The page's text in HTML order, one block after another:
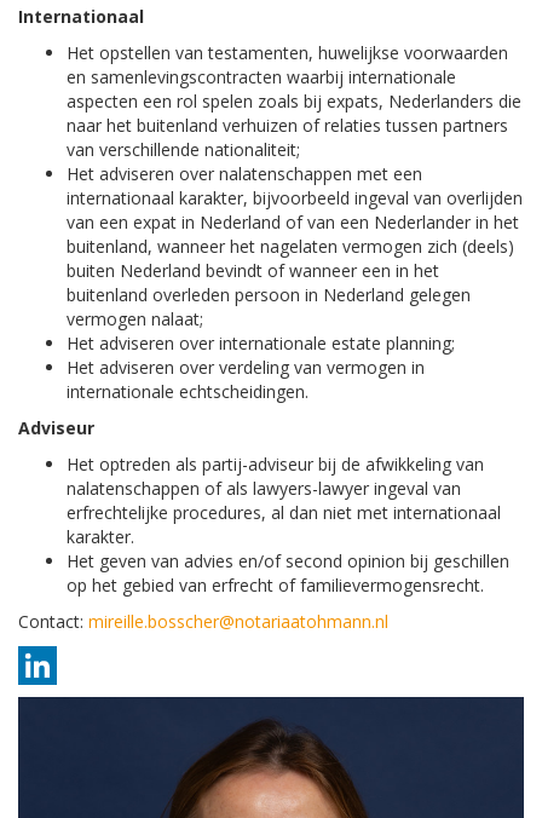
Internationaal
Het opstellen van testamenten, huwelijkse voorwaarden
en samenlevingscontracten waarbij internationale
aspecten een rol spelen zoals bij expats, Nederlanders die
naar het buitenland verhuizen of relaties tussen partners
van verschillende nationaliteit;
Het adviseren over nalatenschappen met een
internationaal karakter, bijvoorbeeld ingeval van overlijden
van een expat in Nederland of van een Nederlander in het
buitenland, wanneer het nagelaten vermogen zich (deels)
buiten Nederland bevindt of wanneer een in het
buitenland overleden persoon in Nederland gelegen
vermogen nalaat;
Het adviseren over internationale estate planning;
Het adviseren over verdeling van vermogen in
internationale echtscheidingen.
Adviseur
Het optreden als partij-adviseur bij de afwikkeling van
nalatenschappen of als lawyers-lawyer ingeval van
erfrechtelijke procedures, al dan niet met internationaal
karakter.
Het geven van advies en/of second opinion bij geschillen
op het gebied van erfrecht of familievermogensrecht.
Contact: mireille.bosscher@notariaatohmann.nl